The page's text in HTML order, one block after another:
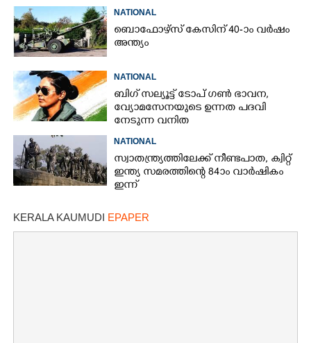
NATIONAL
ബൊഫോഴ്സ് കേസിന് 40-ാം വ‌ർഷം
അന്ത്യം
NATIONAL
ബിഗ് സല്യൂട്ട് ടോപ് ഗൺ ഭാവന,​
വ്യോമസേനയുടെ ഉന്നത പദവി
നേടുന്ന വനിത
NATIONAL
സ്വാതന്ത്ര്യത്തിലേക്ക് നീണ്ടപാത, ക്വിറ്റ്
ഇന്ത്യ സമരത്തിന്റെ 84ാം വാർഷികം
ഇന്ന്
KERALA KAUMUDI EPAPER